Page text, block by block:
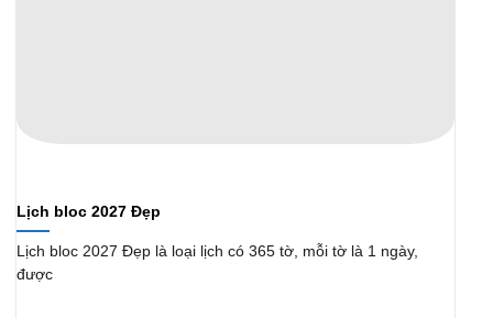
Lịch bloc 2027 Đẹp
Lịch bloc 2027 Đẹp là loại lịch có 365 tờ, mỗi tờ là 1 ngày,
được